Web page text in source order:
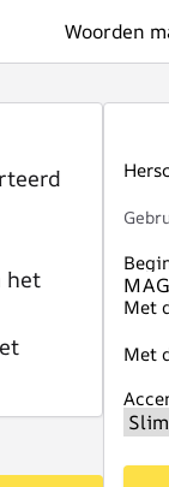
Woorden
het
Met
Met